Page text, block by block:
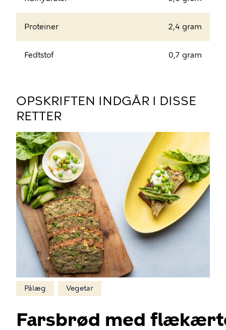
Proteiner 2,4 gram
Fedtstof 0,7 gram
OPSKRIFTEN INDGÅR I DISSE
RETTER
Pålæg Vegetar
Farsbrød med